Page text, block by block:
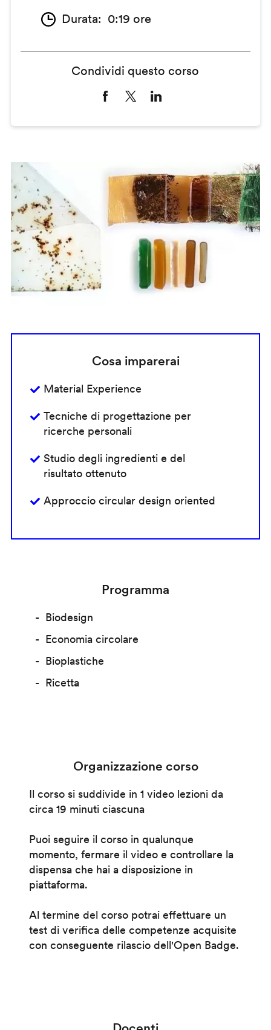
Durata 0:19 ore
Condividi questo corso
Cosa imparerai
Material Experience
Tecniche di progettazione per
ricerche personali
Studio degli ingredienti e del
risultato ottenuto
Approccio circular design oriented
Programma
Biodesign
Economia circolare
Bioplastiche
Ricetta
Organizzazione corso
Il corso si suddivide in 1 video lezioni da
circa 19 minuti ciascuna
Puoi seguire il corso in qualunque
momento, fermare il video e controllare la
dispensa che hai a disposizione in
piattaforma.
Al termine del corso potrai effettuare un
test di verifica delle competenze acquisite
con conseguente rilascio dell'Open Badge.